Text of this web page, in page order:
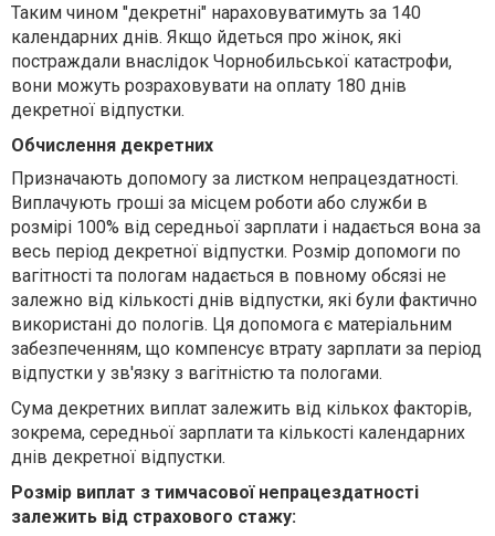
Таким чином "декретні" нараховуватимуть за 140
календарних днів. Якщо йдеться про жінок, які
постраждали внаслідок Чорнобильської катастрофи,
вони можуть розраховувати на оплату 180 днів
декретної відпустки.
Обчислення декретних
Призначають допомогу за листком непрацездатності.
Виплачують гроші за місцем роботи або служби в
розмірі 100% від середньої зарплати і надається вона за
весь період декретної відпустки. Розмір допомоги по
вагітності та пологам надається в повному обсязі не
залежно від кількості днів відпустки, які були фактично
використані до пологів. Ця допомога є матеріальним
забезпеченням, що компенсує втрату зарплати за період
відпустки у зв'язку з вагітністю та пологами.
Сума декретних виплат залежить від кількох факторів,
зокрема, середньої зарплати та кількості календарних
днів декретної відпустки.
Розмір виплат з тимчасової непрацездатності
залежить від страхового стажу: